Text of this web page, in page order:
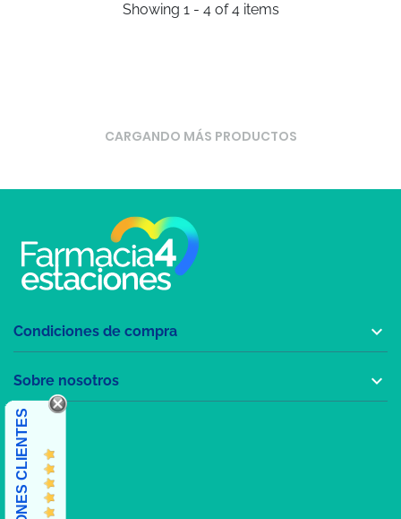
Showing 1 - 4 of 4 items
CARGANDO MÁS PRODUCTOS
Condiciones de compra 
Sobre nosotros 
OPINIONES CLIENTES